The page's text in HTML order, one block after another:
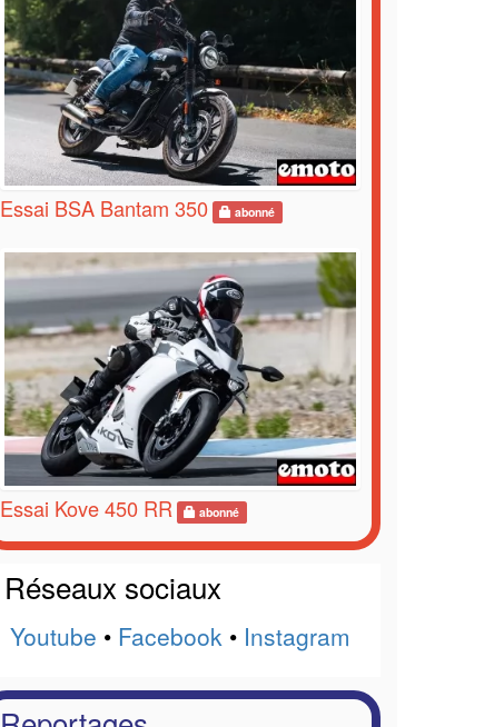
Essai BSA Bantam 350 abonné
Essai Kove 450 RR abonné
Réseaux sociaux
Youtube • Facebook • Instagram